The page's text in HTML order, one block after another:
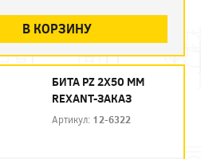
В КОРЗИНУ
БИТА PZ 2X50 ММ
REXANT-ЗАКАЗ
Артикул: 12-6322